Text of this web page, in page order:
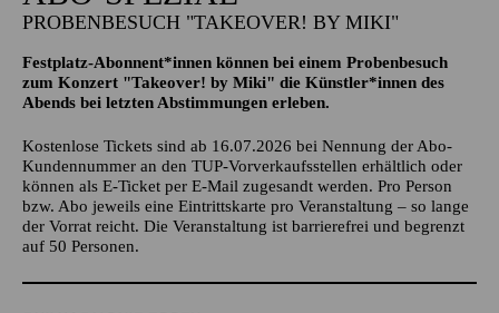
Treffpunkt: Philharmonie Essen, Eingang Stadtgarten
ABO-SPEZIAL
PROBENBESUCH "TAKEOVER! BY MIKI"
zum Konzert "Takeover! by Miki" die Künstler*innen des
Abends bei letzten Abstimmungen erleben.
Kostenlose Tickets sind ab 16.07.2026 bei Nennung der Abo-
Kundennummer an den TUP-Vorverkaufsstellen erhältlich oder
können als E-Ticket per E-Mail zugesandt werden. Pro Person